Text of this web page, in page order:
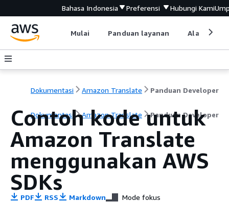
Bahasa Indonesia Preferensi Hubungi Kami
Mulai Panduan layanan Alat
Dokumentasi Amazon Translate Panduan Developer
Dokumentasi Amazon Translate Panduan Developer
Contoh kode untuk
Amazon Translate
menggunakan AWS
SDKs
PDF RSS Markdown Mode fokus